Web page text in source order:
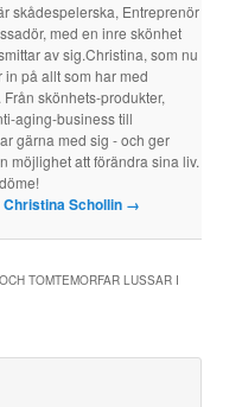
skådespelerska, Entreprenör
med en inre skönhet
av sig.Christina, som nu
in på allt som har med
skönhets-produkter,
aging-business till
gärna med sig - och ger
möjlighet att förändra sina liv.
Schollin →
TOMTEMORFAR LUSSAR I